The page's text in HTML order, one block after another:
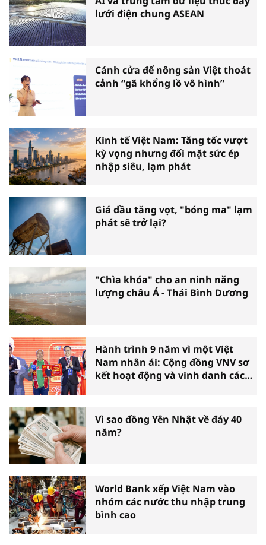
lưới điện chung ASEAN
Cánh cửa để nông sản Việt thoát
cảnh “gã khổng lồ vô hình”
Kinh tế Việt Nam: Tăng tốc vượt
kỳ vọng nhưng đối mặt sức ép
nhập siêu, lạm phát
Giá dầu tăng vọt, "bóng ma" lạm
phát sẽ trở lại?
"Chìa khóa" cho an ninh năng
lượng châu Á - Thái Bình Dương
Hành trình 9 năm vì một Việt
Nam nhân ái: Cộng đồng VNV sơ
kết hoạt động và vinh danh các
Vì sao đồng Yên Nhật về đáy 40
năm?
World Bank xếp Việt Nam vào
nhóm các nước thu nhập trung
bình cao